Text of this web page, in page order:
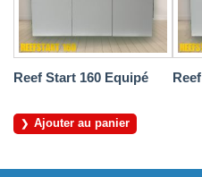
Reef Start 160 Equipé
Ajouter au panier